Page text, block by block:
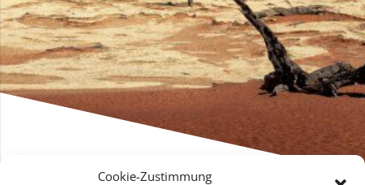
Cookie-Zustimmung